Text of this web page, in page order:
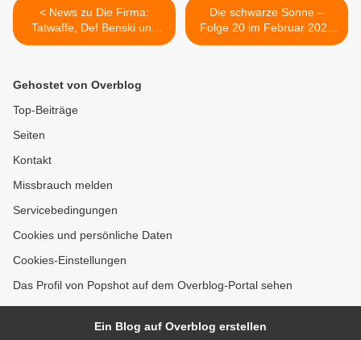
< News zu Die Firma:
Tatwaffe, Def Benski und
Fader Gladiator auch 2020
Die schwarze Sonne –
Folge 20 im Februar 2020
erschienen, Folge 2
Gehostet von Overblog
Top-Beiträge
Seiten
Kontakt
Missbrauch melden
Servicebedingungen
Cookies und persönliche Daten
Cookies-Einstellungen
Das Profil von Popshot auf dem Overblog-Portal sehen
Ein Blog auf Overblog erstellen